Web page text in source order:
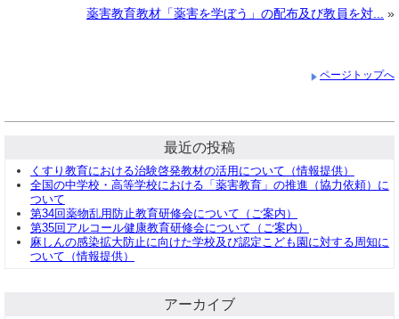
薬害教育教材「薬害を学ぼう」の配布及び教員を対...
»
ページトップへ
最近の投稿
くすり教育における治験啓発教材の活用について（情報提供）
全国の中学校・高等学校における「薬害教育」の推進（協力依頼）に
ついて
第34回薬物乱用防止教育研修会について（ご案内）
第35回アルコール健康教育研修会について（ご案内）
麻しんの感染拡大防止に向けた学校及び認定こども園に対する周知に
ついて（情報提供）
アーカイブ